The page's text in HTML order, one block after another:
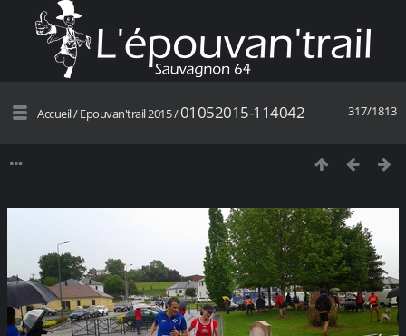
317/1813
Accueil/Epouvan'trail 2015/01052015-114042